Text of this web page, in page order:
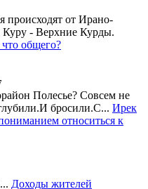
от Ирано-
Куру - Верхние Курды.
общего?
Полесье? Совсем не
бросили.С... Ирек
относиться к
Доходы жителей